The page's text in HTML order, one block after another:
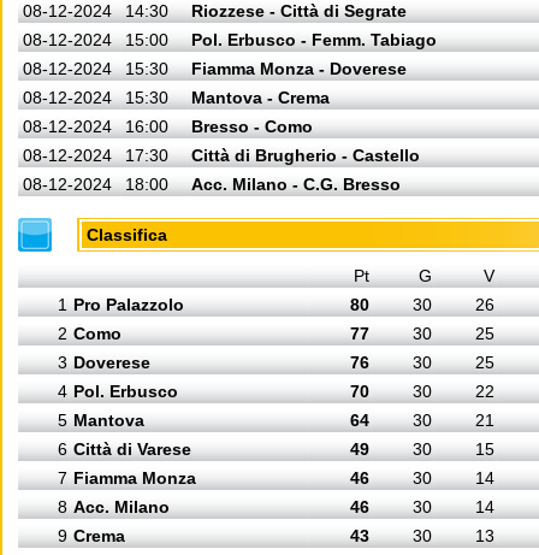
08-12-2024
14:30
Riozzese - Città di Segrate
08-12-2024
15:00
Pol. Erbusco - Femm. Tabiago
08-12-2024
15:30
Fiamma Monza - Doverese
08-12-2024
15:30
Mantova - Crema
08-12-2024
16:00
Bresso - Como
08-12-2024
17:30
Città di Brugherio - Castello
08-12-2024
18:00 Acc. Milano - C.G. Bresso
Classifica
Pt G
V
1 Pro Palazzolo 80 30
26
2 Como 77 30
25
3 Doverese 76 30
25
4 Pol. Erbusco 70 30
22
5 Mantova 64 30
21
6 Città di Varese 49 30
15
7 Fiamma Monza 46 30
14
8 Acc. Milano 46 30
14
9 Crema 43 30 13